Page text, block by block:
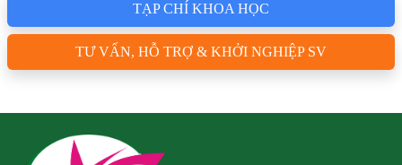
TẠP CHÍ KHOA HỌC
TƯ VẤN, HỖ TRỢ & KHỞI NGHIỆP SV